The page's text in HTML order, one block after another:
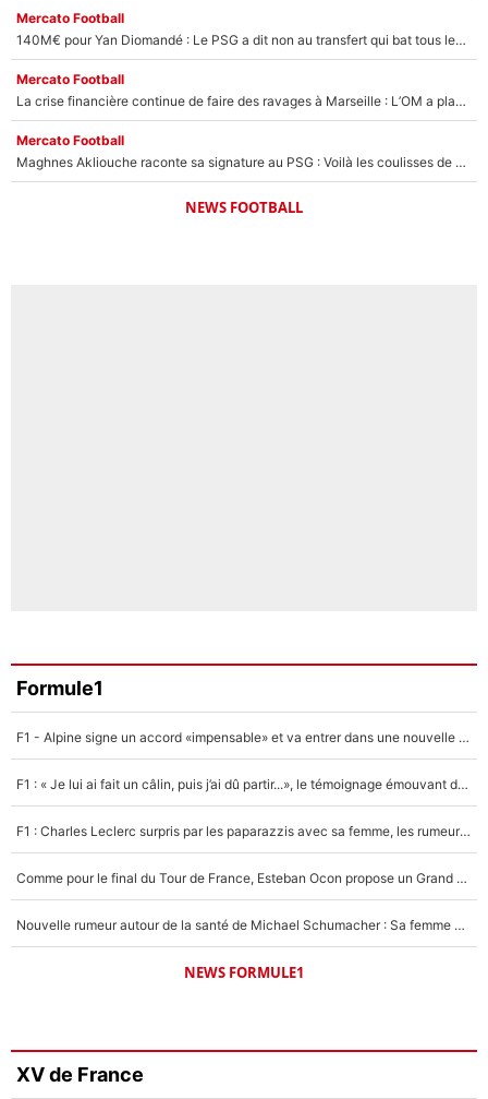
Mercato Football
140M€ pour Yan Diomandé : Le PSG a dit non au transfert qui bat tous les records sur le mercato
Mercato Football
La crise financière continue de faire des ravages à Marseille : L’OM a placé 12 joueurs sur le marché des transferts… et ça pourrait lui rapporter près de 100M€ !
Mercato Football
Maghnes Akliouche raconte sa signature au PSG : Voilà les coulisses de son transfert de rêve à 50M€
NEWS FOOTBALL
Formule1
F1 - Alpine signe un accord «impensable» et va entrer dans une nouvelle dimension : Grande nouvelle pour Pierre Gasly !
F1 : « Je lui ai fait un câlin, puis j’ai dû partir...», le témoignage émouvant de Max Verstappen sur sa fille
F1 : Charles Leclerc surpris par les paparazzis avec sa femme, les rumeurs étaient vraies !
Comme pour le final du Tour de France, Esteban Ocon propose un Grand Prix de Formule 1 à Paris : «Autour de l’Arc de Triomphe, ce serait génial» !
Nouvelle rumeur autour de la santé de Michael Schumacher : Sa femme Corinna sort du silence
NEWS FORMULE1
XV de France